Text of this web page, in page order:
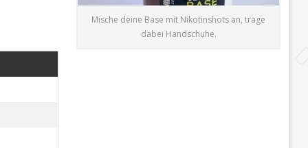
Mische deine Base mit Nikotinshots an, trage
dabei Handschuhe.